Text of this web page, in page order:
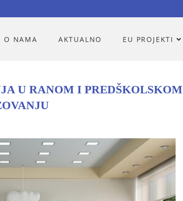
O NAMA AKTUALNO EU PROJEKTI
U RANOM I